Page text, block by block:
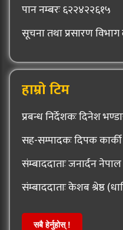
पान नम्बरः ६२२४२२६१५
सूचना तथा प्रसारण
हाम्रो टिम
प्रबन्ध निर्देशकः दिनेश
सह-सम्पादकः दिपक कार्की
संम्बाददाताः जनार्दन नेपाल
संम्बाददाताः केशब श्रेष्ठ
सबै हेर्नुहोस् !